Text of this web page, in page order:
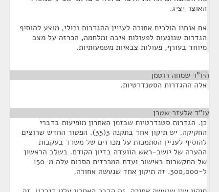
האוצר יציג.
אם אנחנו הולכים אחורה לעניין ההגדרות וכולי, מוצע להוסיף
הגדרות שנוגעות לפעולות איבה ומלחמה, הכרזה על מצב
מיוחד בעורף, פעולות צבאיות משמעותיות.
היו"ר שמחה רוטמן
אלה ההגדרות הסטנדרטיות.
עו"ד אלעזר שטרן
כן. הגדרות סטנדרטיות שבזמן האחרון מופיעות בדברי
החקיקה. יש תיקון אחד בתקנה 3(35). הפטור החדש שרוצים
להוסיף לעניין הסתמכות על מכרזים של משרד בעקבות
ההערה של יושב-ראש הוועדה בדיון הקודם. בשלב הראשון
של התקשרות באישור ועדת המכרזים הסכום עלה מ-150
ל-300,000. זה תיקון אחד שנעשה אחורה.